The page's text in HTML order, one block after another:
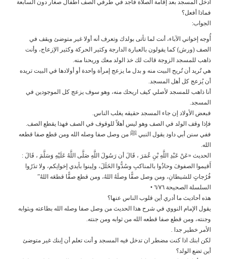
أدخل المسجد بعد إقامة الصلاة فأجد في طرفي الصف أطفال صغار دون السابعة
فماذا أفعل؟
الجواب:
أُوجه إخواني الآباء، أنت لما تأتى بولدك وتعرف أنه أولا غير متوضئ ويقف في
الصف (ورش) كما يقولون بالعبارة الدارجة وكثير الحركة وكثير الإزعاج، وأنت
ذاهب للمسجد الزوجة قالت لك خذ الولد معك وريحنا منه.
هي تُريد أن تُريح البيت منه و بدل ما يزعج إمرأة واحدة أو أولادها في البيت تريده
أن يُزعج كل أهل المسجد.
أنا ذاهب للمسجد لأصلي كيف اريحك منه، وهو سوف يزعج كل الموجودين في
المسجد.
فبعض الأولاد إن جاء المسجد حقيقه يغلب الناس.
فإذا وقف الولد في الصف وهو ليس أهلاً للوقوف في الصف فهذا يقطع الصف.
ففي سنن أبي داود يقول النبي ﷺ من وصل صفا وصله الله ومن قطع صفا قطعه
الله.
الحديث «عَنْ عَبْدِ اللَّهِ بْنِ عُمَرَ ، قَالَ أن رَسُولَ اللَّهِ صَلَّى اللَّهُ عَلَيْهِ وَسَلَّمَ ، قَالَ :
أَقيموا الصفوفَ وحاذُوا بالمناكبِ وسُدُّوا الخَلَلَ، ولِينوا بأيدي إخوانِكم، ولا تذَرُوا
فُرُجاتٍ للشيطانِ، ومن وصل صفًّا وصلَهُ اللهُ، ومن قطع صفًّا قطعَه اللهُ”
السلسلة الصحيحة ٦/٧٦ •
هذه أحاديث ما أدري أين قلوب الناس عنها؟
يقول الإمام النووي في شرح هذا الحديث من وصل صفا وصله الله بطاعته وبثوابه
وجنته، ومن قطع صفا قطعه الله من ثوابه ومن جنته.
الأمر خطير جدا .
لكن ابنك اذا كنت مضطر ان تدخل فيه المسجد و أنت تعلم أن إبنك غير متوضئ
أين تضع الولد؟